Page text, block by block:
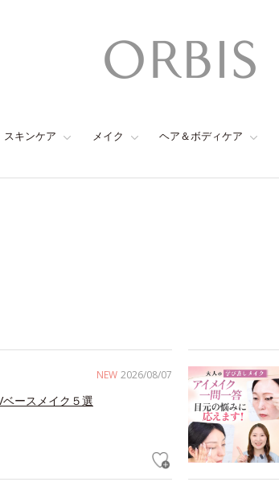
スキンケア メイク ヘア＆ボディケア
NEW 2026/08/07
ースメイク５選